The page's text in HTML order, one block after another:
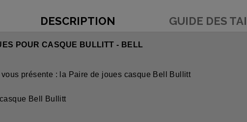
DESCRIPTION GUIDE DES
POUR CASQUE BULLITT - BELL
présente : la Paire de joues casque Bell Bullitt
Bell Bullitt